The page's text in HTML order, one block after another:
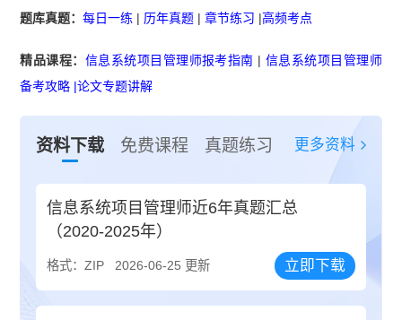
题库真题：每日一练 | 历年真题 |章节练习 |高频考点
精品课程： 信息系统项目管理师报考指南 | 信息系统项目管理师
备考攻略 |论文专题讲解
资料下载 免费课程 真题练习 更多资料
信息系统项目管理师近6年真题汇总
（2020-2025年）
格式：ZIP 2026-06-25 更新 立即下载